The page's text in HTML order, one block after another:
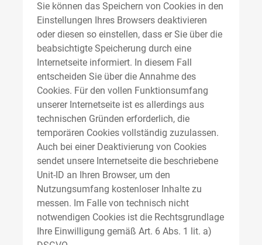
Sie können das Speichern von Cookies in den
Einstellungen Ihres Browsers deaktivieren
oder diesen so einstellen, dass er Sie über die
beabsichtigte Speicherung durch eine
Internetseite informiert. In diesem Fall
entscheiden Sie über die Annahme des
Cookies. Für den vollen Funktionsumfang
unserer Internetseite ist es allerdings aus
technischen Gründen erforderlich, die
temporären Cookies vollständig zuzulassen.
Auch bei einer Deaktivierung von Cookies
sendet unsere Internetseite die beschriebene
Unit-ID an Ihren Browser, um den
Nutzungsumfang kostenloser Inhalte zu
messen. Im Falle von technisch nicht
notwendigen Cookies ist die Rechtsgrundlage
Ihre Einwilligung gemäß Art. 6 Abs. 1 lit. a)